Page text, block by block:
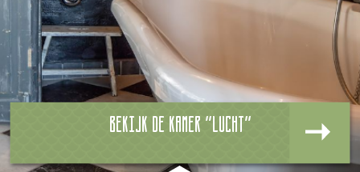
Bekijk de kamer "Lucht"